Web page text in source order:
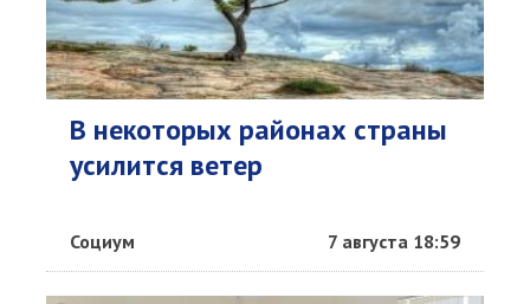
В некоторых районах страны
усилится ветер
Социум 7 августа 18:59